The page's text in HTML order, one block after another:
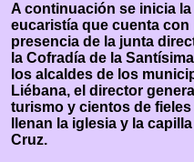
A continuación se inicia la
eucaristía que cuenta con
presencia de la junta
la Cofradía de la
los alcaldes de los
Liébana, el director
turismo y cientos de fieles
llenan la iglesia y la
Cruz.